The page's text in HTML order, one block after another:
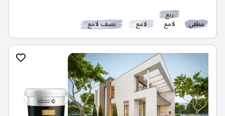
مطفي
ربع
لامع لامع نصف لامع